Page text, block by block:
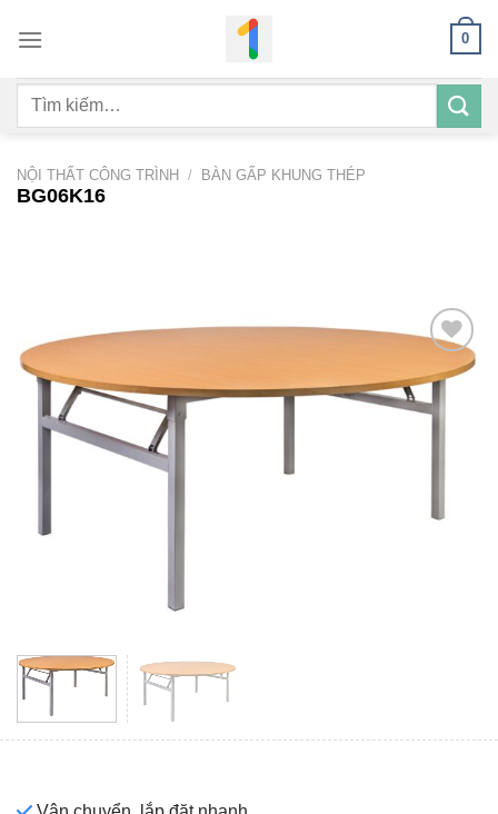
qua
dung
0
Tìm
NỘI THẤT CÔNG TRÌNH / BÀN GẤP KHUNG THÉP
BG06K16
Add to